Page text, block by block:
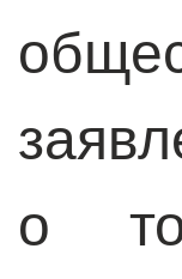
о